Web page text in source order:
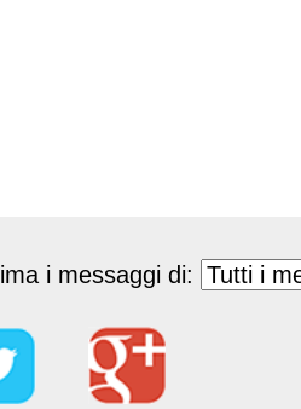
i messaggi di: